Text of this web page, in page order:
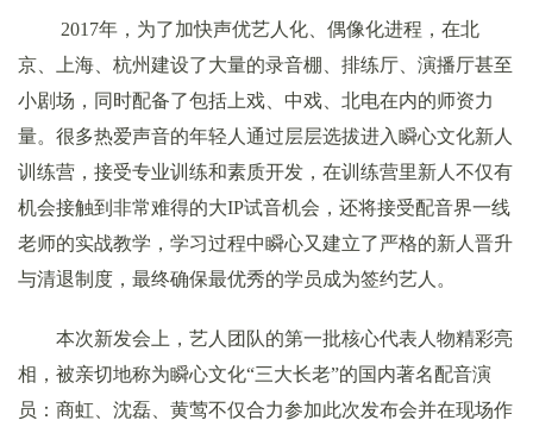
2017年，为了加快声优艺人化、偶像化进程，在北
京、上海、杭州建设了大量的录音棚、排练厅、演播厅甚至
小剧场，同时配备了包括上戏、中戏、北电在内的师资力
量。很多热爱声音的年轻人通过层层选拔进入瞬心文化新人
训练营，接受专业训练和素质开发，在训练营里新人不仅有
机会接触到非常难得的大IP试音机会，还将接受配音界一线
老师的实战教学，学习过程中瞬心又建立了严格的新人晋升
与清退制度，最终确保最优秀的学员成为签约艺人。
本次新发会上，艺人团队的第一批核心代表人物精彩亮
相，被亲切地称为瞬心文化“三大长老”的国内著名配音演
员：商虹、沈磊、黄莺不仅合力参加此次发布会并在现场作